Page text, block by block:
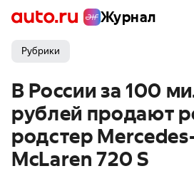
Журнал
Рубрики
В России за 100
рублей продают
родстер
McLaren 720 S